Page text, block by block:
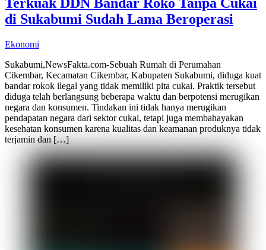
di Sukabumi Sudah Lama Beroperasi
Ekonomi
Sukabumi,NewsFakta.com-Sebuah Rumah di Perumahan
Cikembar, Kecamatan Cikembar, Kabupaten Sukabumi, diduga kuat
bandar rokok ilegal yang tidak memiliki pita cukai. Praktik tersebut
diduga telah berlangsung beberapa waktu dan berpotensi merugikan
negara dan konsumen. Tindakan ini tidak hanya merugikan
pendapatan negara dari sektor cukai, tetapi juga membahayakan
kesehatan konsumen karena kualitas dan keamanan produknya tidak
terjamin dan […]